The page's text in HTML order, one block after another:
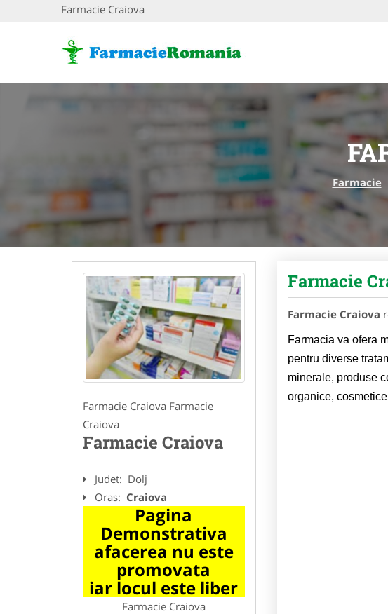
Farmacie Craiova
Farmacie
Farmacie Craiova Farmacie
Craiova
Farmacie Craiova
Judet: Dolj
Oras: Craiova
Pagina
Demonstrativa
afacerea nu este
promovata
iar locul este liber
Farmacie Craiova
Farmacie
Farmacie Craiova
Farmacia va ofera
pentru diverse
minerale, produse
organice,